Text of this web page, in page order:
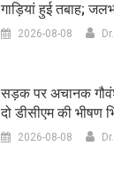
गाड़ियां हुई तबाह;
2026-08-08
सड़क पर अचानक
दो डीसीएम की
2026-08-08